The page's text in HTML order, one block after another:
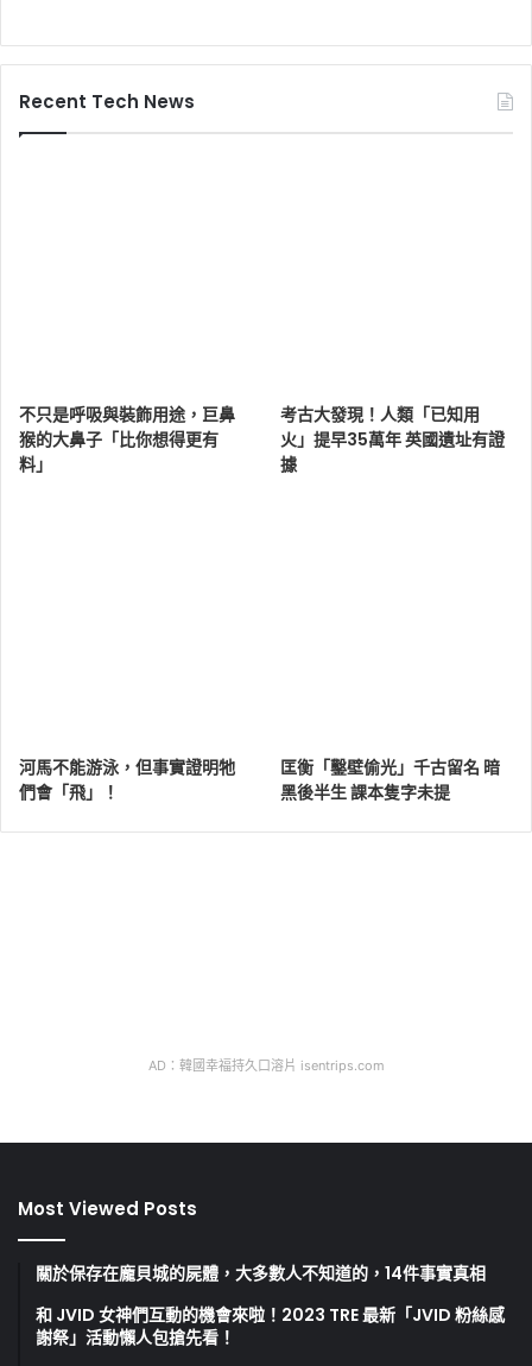
Recent Tech News
不只是呼吸與裝飾用途，巨鼻
猴的大鼻子「比你想得更有
料」
考古大發現！人類「已知用
火」提早35萬年 英國遺址有證
據
河馬不能游泳，但事實證明牠
們會「飛」！
匡衡「鑿壁偷光」千古留名 暗
黑後半生 課本隻字未提
AD：韓國幸福持久口溶片 isentrips.com
Most Viewed Posts
關於保存在龐貝城的屍體，大多數人不知道的，14件事實真相
和 JVID 女神們互動的機會來啦！2023 TRE 最新「JVID 粉絲感
謝祭」活動懶人包搶先看！